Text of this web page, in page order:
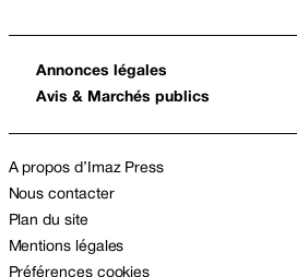
Annonces légales
Avis & Marchés publics
A propos d’Imaz Press
Nous contacter
Plan du site
Mentions légales
Préférences cookies